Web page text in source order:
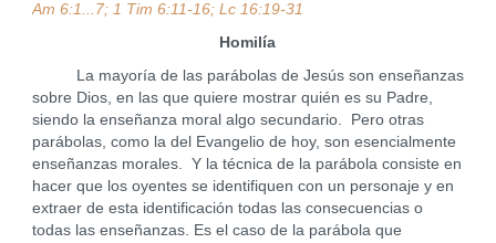
Am 6:1...7; 1 Tim 6:11-16; Lc 16:19-31
Homilía
La mayoría de las parábolas de Jesús son enseñanzas
sobre Dios, en las que quiere mostrar quién es su Padre,
siendo la enseñanza moral algo secundario. Pero otras
parábolas, como la del Evangelio de hoy, son esencialmente
enseñanzas morales. Y la técnica de la parábola consiste en
hacer que los oyentes se identifiquen con un personaje y en
extraer de esta identificación todas las consecuencias o
todas las enseñanzas. Es el caso de la parábola que